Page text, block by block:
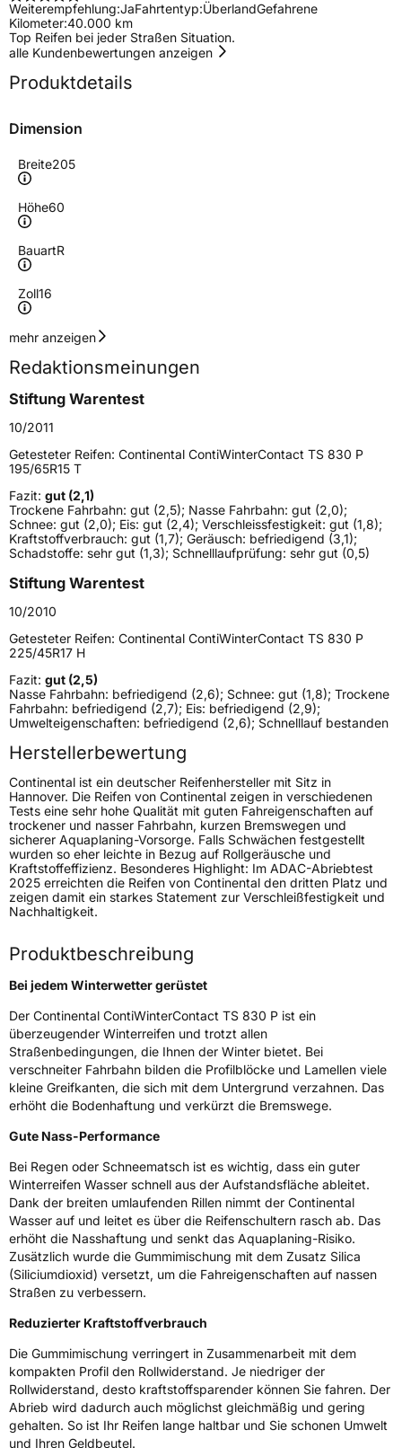
Weiterempfehlung:JaFahrtentyp:ÜberlandGefahrene
Kilometer:40.000 km
Top Reifen bei jeder Straßen Situation.
alle Kundenbewertungen anzeigen
Produktdetails
Dimension
Breite205
Höhe60
BauartR
Zoll16
Geschwindigkeitsindex
Höchstgeschwindigkeit
210 km/h
Lastindex96
Höchstlast710 kg
Gewicht (in kg)
Generelle Merkmale
FahrzeugtypPKW
Verwendung
Winterreifen
Modellname
Fahrzeugart PKW & SUV
Weitere Eigenschaften
SchlauchtypTL
ZustandNeureifen
M+SJa
VerstärktXL
SealSeal
EffizienzD
Nasshaftung C
Rollgeräusch (Klasse)B
Rollgeräusch (dB) 72
3PMSF / Schneeflockensymbol / Alpine-SymbolJa
EisgripNein
EPREL ID 479208
Allgemeine Produktsicherheit (GPSR)
Continental-Plaza 1 30173 Hannover
customerservice_tires@conti.de
mehr anzeigen
Redaktionsmeinungen
Stiftung Warentest
10/2011
Getesteter Reifen: Continental ContiWinterContact TS 830 P
195/65R15 T
Fazit: gut (2,1)
Tro­ckene Fahr­bahn: gut (2,5); Nasse Fahr­bahn: gut (2,0);
Schnee: gut (2,0); Eis: gut (2,4); Verschleiss­festig­keit: gut (1,8);
Kraft­stoff­ver­brauch: gut (1,7); Geräusch: befriedigend (3,1);
Schad­stoffe: sehr gut (1,3); Schnell­lauf­prüfung: sehr gut (0,5)
Stiftung Warentest
10/2010
Getesteter Reifen: Continental ContiWinterContact TS 830 P
225/45R17 H
Fazit: gut (2,5)
Nasse Fahrbahn: befriedigend (2,6); Schnee: gut (1,8); Trockene
Fahrbahn: befriedigend (2,7); Eis: befriedigend (2,9);
Umwelteigenschaften: befriedigend (2,6); Schnelllauf bestanden
Herstellerbewertung
Continental ist ein deutscher Reifenhersteller mit Sitz in
Hannover. Die Reifen von Continental zeigen in verschiedenen
Tests eine sehr hohe Qualität mit guten Fahreigenschaften auf
trockener und nasser Fahrbahn, kurzen Bremswegen und
sicherer Aquaplaning-Vorsorge. Falls Schwächen festgestellt
wurden so eher leichte in Bezug auf Rollgeräusche und
Kraftstoffeffizienz. Besonderes Highlight: Im ADAC-Abriebtest
2025 erreichten die Reifen von Continental den dritten Platz und
zeigen damit ein starkes Statement zur Verschleißfestigkeit und
Nachhaltigkeit.
Produktbeschreibung
Bei jedem Winterwetter gerüstet
Der Continental ContiWinterContact TS 830 P ist ein
überzeugender Winterreifen und trotzt allen
Straßenbedingungen, die Ihnen der Winter bietet. Bei
verschneiter Fahrbahn bilden die Profilblöcke und Lamellen viele
kleine Greifkanten, die sich mit dem Untergrund verzahnen. Das
erhöht die Bodenhaftung und verkürzt die Bremswege.
Gute Nass-Performance
Bei Regen oder Schneematsch ist es wichtig, dass ein guter
Winterreifen Wasser schnell aus der Aufstandsfläche ableitet.
Dank der breiten umlaufenden Rillen nimmt der Continental
Wasser auf und leitet es über die Reifenschultern rasch ab. Das
erhöht die Nasshaftung und senkt das Aquaplaning-Risiko.
Zusätzlich wurde die Gummimischung mit dem Zusatz Silica
(Siliciumdioxid) versetzt, um die Fahreigenschaften auf nassen
Straßen zu verbessern.
Reduzierter Kraftstoffverbrauch
Die Gummimischung verringert in Zusammenarbeit mit dem
kompakten Profil den Rollwiderstand. Je niedriger der
Rollwiderstand, desto kraftstoffsparender können Sie fahren. Der
Abrieb wird dadurch auch möglichst gleichmäßig und gering
gehalten. So ist Ihr Reifen lange haltbar und Sie schonen Umwelt
und Ihren Geldbeutel.